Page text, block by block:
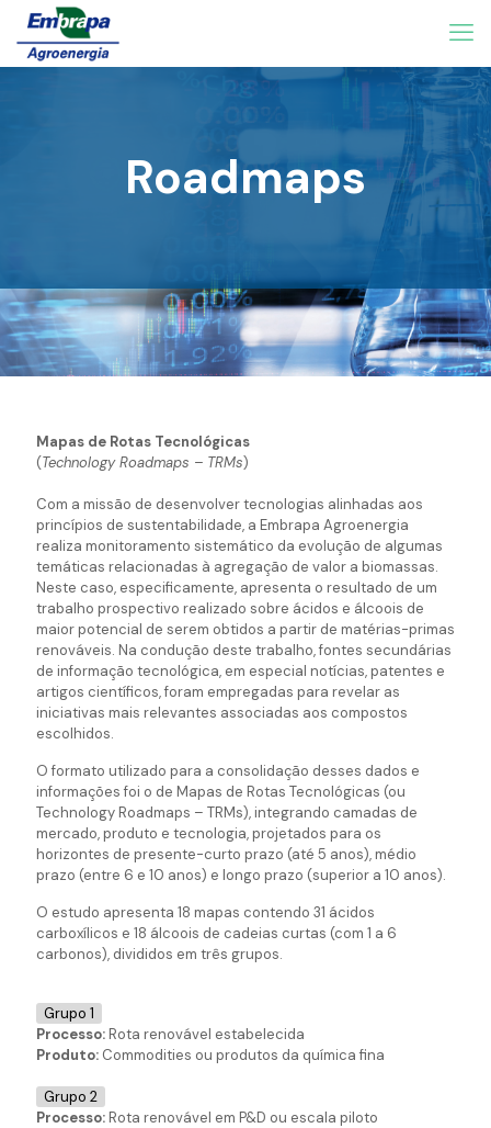
Roadmaps
Mapas de Rotas Tecnológicas
(Technology Roadmaps – TRMs)
Com a missão de desenvolver tecnologias alinhadas aos
princípios de sustentabilidade, a Embrapa Agroenergia
realiza monitoramento sistemático da evolução de algumas
temáticas relacionadas à agregação de valor a biomassas.
Neste caso, especificamente, apresenta o resultado de um
trabalho prospectivo realizado sobre ácidos e álcoois de
maior potencial de serem obtidos a partir de matérias-primas
renováveis. Na condução deste trabalho, fontes secundárias
de informação tecnológica, em especial notícias, patentes e
artigos científicos, foram empregadas para revelar as
iniciativas mais relevantes associadas aos compostos
escolhidos.
O formato utilizado para a consolidação desses dados e
informações foi o de Mapas de Rotas Tecnológicas (ou
Technology Roadmaps – TRMs), integrando camadas de
mercado, produto e tecnologia, projetados para os
horizontes de presente-curto prazo (até 5 anos), médio
prazo (entre 6 e 10 anos) e longo prazo (superior a 10 anos).
O estudo apresenta 18 mapas contendo 31 ácidos
carboxílicos e 18 álcoois de cadeias curtas (com 1 a 6
carbonos), divididos em três grupos.
Grupo 1
Processo:Rota renovável estabelecida
Produto: Commodities ou produtos da química fina
Grupo 2
Processo:Rota renovável em P&D ou escala piloto